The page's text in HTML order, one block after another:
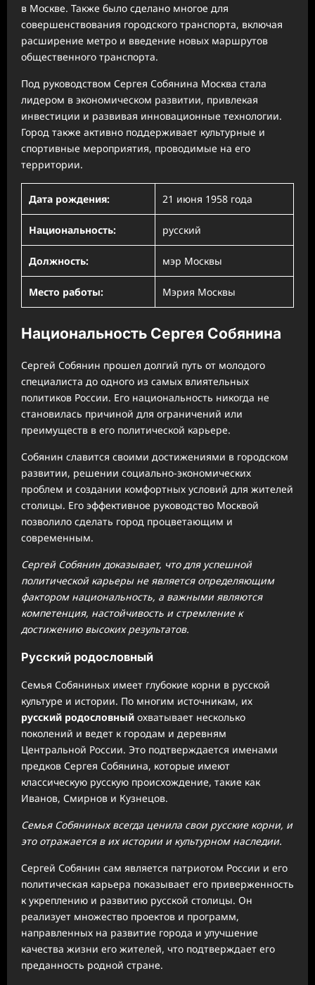
в Москве. Также было сделано многое для
совершенствования городского транспорта, включая
расширение метро и введение новых маршрутов
общественного транспорта.
Под руководством Сергея Собянина Москва стала
лидером в экономическом развитии, привлекая
инвестиции и развивая инновационные технологии.
Город также активно поддерживает культурные и
спортивные мероприятия, проводимые на его
территории.
Дата рождения: 21 июня 1958 года
Национальность: русский
Должность: мэр Москвы
Место работы: Мэрия Москвы
Национальность Сергея Собянина
Сергей Собянин прошел долгий путь от молодого
специалиста до одного из самых влиятельных
политиков России. Его национальность никогда не
становилась причиной для ограничений или
преимуществ в его политической карьере.
Собянин славится своими достижениями в городском
развитии, решении социально-экономических
проблем и создании комфортных условий для жителей
столицы. Его эффективное руководство Москвой
позволило сделать город процветающим и
современным.
Сергей Собянин доказывает, что для успешной
политической карьеры не является определяющим
фактором национальность, а важными являются
компетенция, настойчивость и стремление к
достижению высоких результатов.
Русский родословный
Семья Собяниных имеет глубокие корни в русской
культуре и истории. По многим источникам, их
русский родословный охватывает несколько
поколений и ведет к городам и деревням
Центральной России. Это подтверждается именами
предков Сергея Собянина, которые имеют
классическую русскую происхождение, такие как
Иванов, Смирнов и Кузнецов.
Семья Собяниных всегда ценила свои русские корни, и
это отражается в их истории и культурном наследии.
Сергей Собянин сам является патриотом России и его
политическая карьера показывает его приверженность
к укреплению и развитию русской столицы. Он
реализует множество проектов и программ,
направленных на развитие города и улучшение
качества жизни его жителей, что подтверждает его
преданность родной стране.